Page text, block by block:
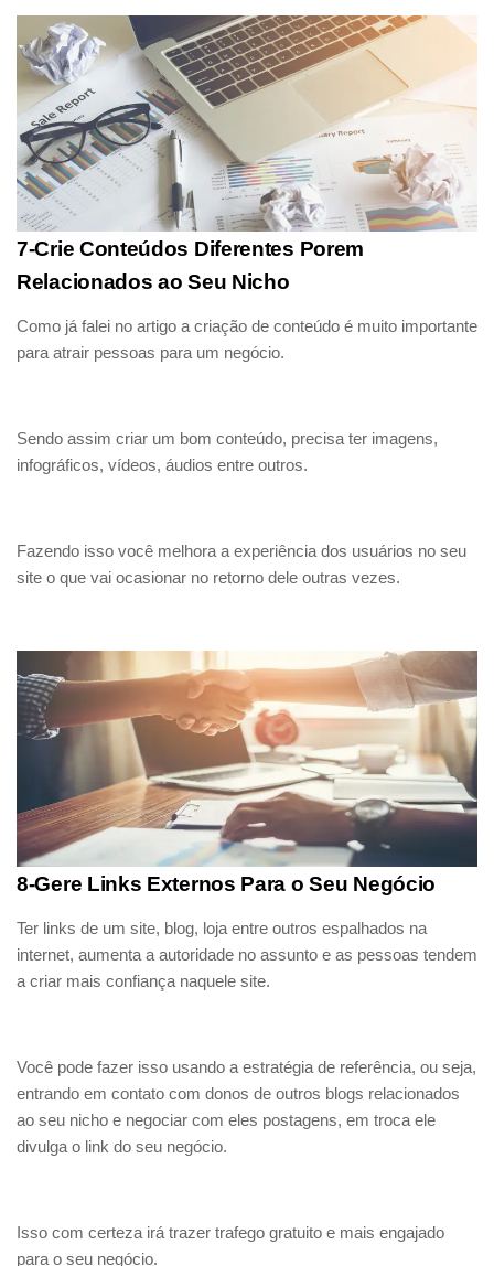
7-Crie Conteúdos Diferentes Porem
Relacionados ao Seu Nicho
Como já falei no artigo a criação de conteúdo é muito importante
para atrair pessoas para um negócio.
Sendo assim criar um bom conteúdo, precisa ter imagens,
infográficos, vídeos, áudios entre outros.
Fazendo isso você melhora a experiência dos usuários no seu
site o que vai ocasionar no retorno dele outras vezes.
8-Gere Links Externos Para o Seu Negócio
Ter links de um site, blog, loja entre outros espalhados na
internet, aumenta a autoridade no assunto e as pessoas tendem
a criar mais confiança naquele site.
Você pode fazer isso usando a estratégia de referência, ou seja,
entrando em contato com donos de outros blogs relacionados
ao seu nicho e negociar com eles postagens, em troca ele
divulga o link do seu negócio.
Isso com certeza irá trazer trafego gratuito e mais engajado
para o seu negócio.